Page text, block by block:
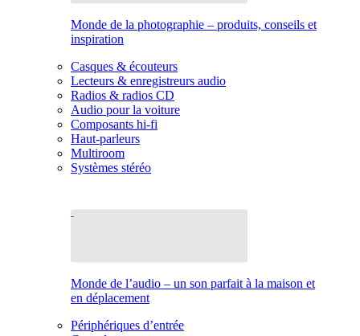
Monde de la photographie – produits, conseils et
inspiration
Casques & écouteurs
Lecteurs & enregistreurs audio
Radios & radios CD
Audio pour la voiture
Composants hi-fi
Haut-parleurs
Multiroom
Systèmes stéréo
Monde de l’audio – un son parfait à la maison et
en déplacement
Périphériques d’entrée